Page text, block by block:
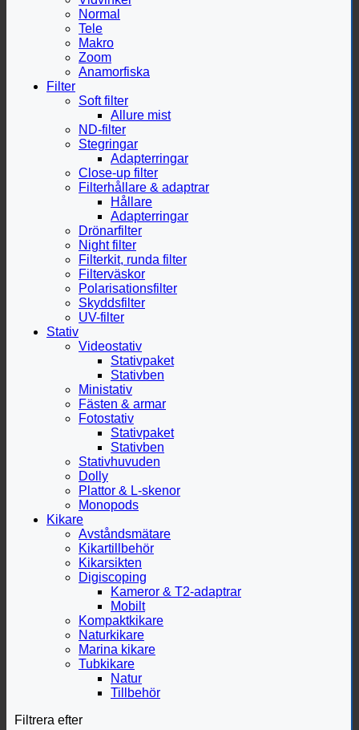
Normal
Tele
Makro
Zoom
Anamorfiska
Filter
Soft filter
Allure mist
ND-filter
Stegringar
Adapterringar
Close-up filter
Filterhållare & adaptrar
Hållare
Adapterringar
Drönarfilter
Night filter
Filterkit, runda filter
Filterväskor
Polarisationsfilter
Skyddsfilter
UV-filter
Stativ
Videostativ
Stativpaket
Stativben
Ministativ
Fästen & armar
Fotostativ
Stativpaket
Stativben
Stativhuvuden
Dolly
Plattor & L-skenor
Monopods
Kikare
Avståndsmätare
Kikartillbehör
Kikarsikten
Digiscoping
Kameror & T2-adaptrar
Mobilt
Kompaktkikare
Naturkikare
Marina kikare
Tubkikare
Natur
Tillbehör
Filtrera efter